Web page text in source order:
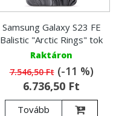
Samsung Galaxy S23 FE
Balistic "Arctic Rings" tok
Raktáron
7.546,50 Ft(-11 %)
6.736,50 Ft
Tovább